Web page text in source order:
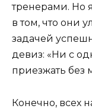
тренерами. Но
в том, что они
задачей
девиз: «Ни с
приезжать без
Конечно, всех